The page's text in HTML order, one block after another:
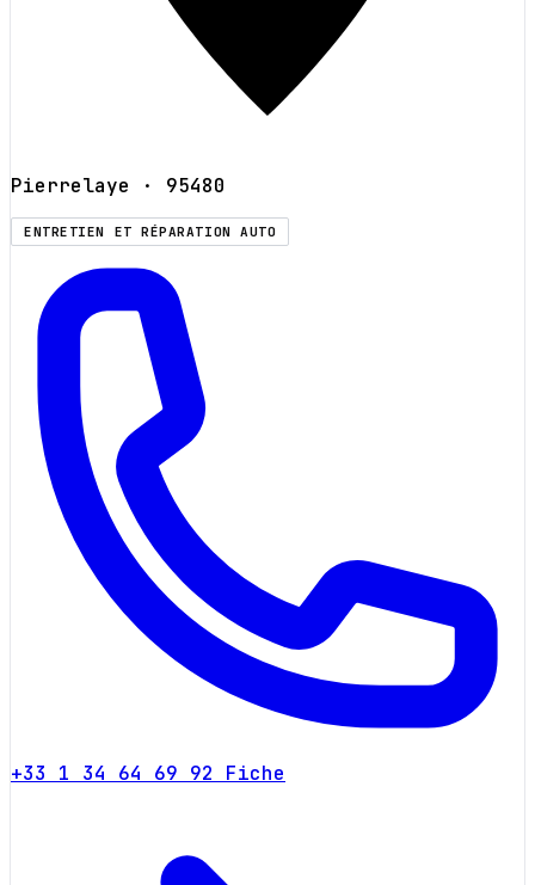
Pierrelaye · 95480
ENTRETIEN ET RÉPARATION AUTO
+33 1 34 64 69 92 Fiche